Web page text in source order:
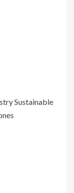
Sustainable